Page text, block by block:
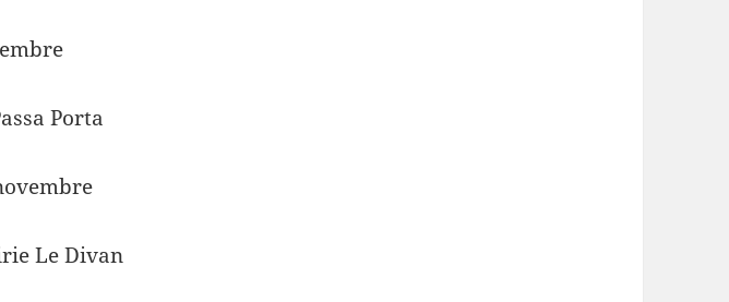
Porta
Le Divan